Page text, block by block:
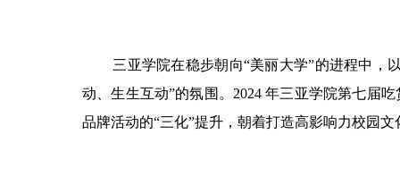
三亚学院在稳步朝向“美丽大学”的进程中，
动、生生互动”的氛围。 2024 年三亚学院第七届
品牌活动的“三化”提升，朝着打造高影响力校园